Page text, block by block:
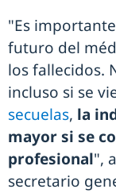
"Es
futuro del
los fallecidos.
incluso si se
secuelas, la
mayor si se
profesional",
secretario